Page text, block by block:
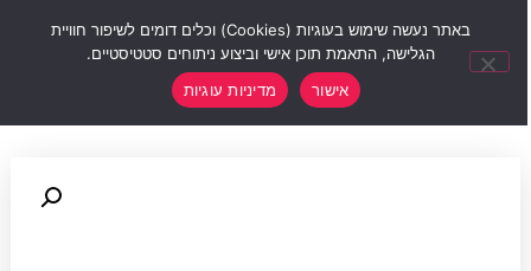
באתר נעשה שימוש בעוגיות (Cookies) וכלים דומים לשיפור חוויית
הגלישה, התאמת תוכן אישי וביצוע ניתוחים סטטיסטיים.
אישור
מדיניות עוגיות